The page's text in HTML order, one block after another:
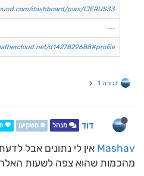
dashboard/pws/IJERUS33
---
d1427829688#profile
תגובה 1
דוד מנהל ❄️ משקיען 💖
Mashav אין לי נתונים אבל
מהכמות שהוא צפה לשעות